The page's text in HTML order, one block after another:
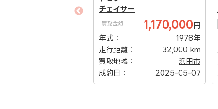
ルークス
買取金額 300,000円
年式：
2022年
走行距離：
900 km
買取地域：
浜田市
成約日：
2025-04-19